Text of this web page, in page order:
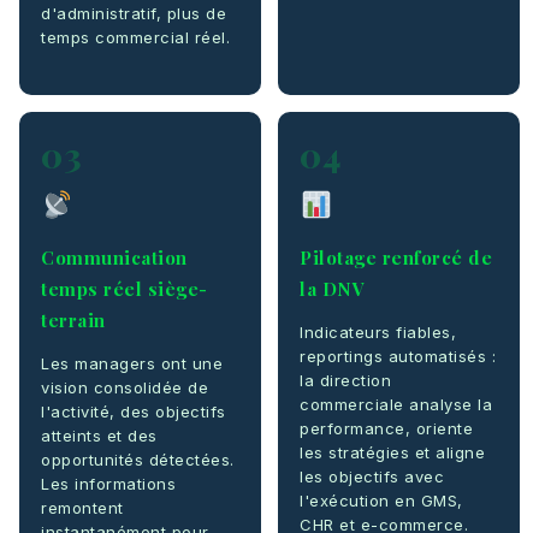
d'administratif, plus de
temps commercial réel.
03
Communication
temps réel siège-
terrain
Les managers ont une
vision consolidée de
l'activité, des objectifs
atteints et des
opportunités détectées.
Les informations
remontent
04
Pilotage renforcé de
la DNV
Indicateurs fiables,
reportings automatisés :
la direction
commerciale analyse la
performance, oriente
les stratégies et aligne
les objectifs avec
l'exécution en GMS,
CHR et e-commerce.